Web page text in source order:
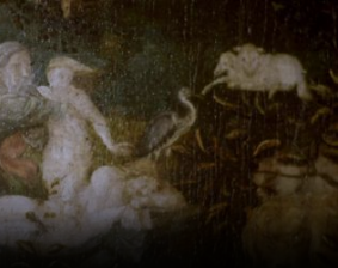
Którędy po sztukę